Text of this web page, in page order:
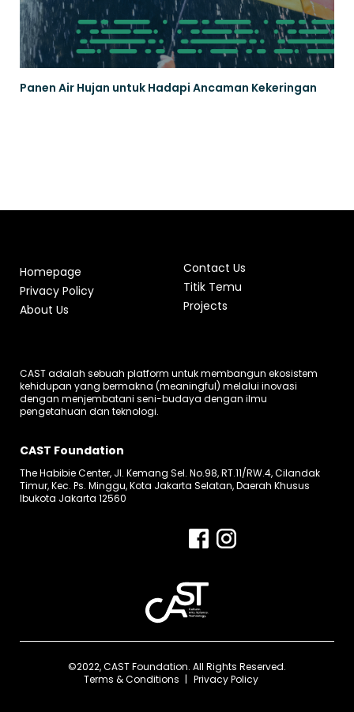
Panen Air Hujan untuk Hadapi Ancaman Kekeringan
Homepage
Privacy Policy
About Us
Contact Us
Titik Temu
Projects
CAST adalah sebuah platform untuk membangun ekosistem
kehidupan yang bermakna (meaningful) melalui inovasi
dengan menjembatani seni-budaya dengan ilmu
pengetahuan dan teknologi.
CAST Foundation
The Habibie Center, Jl. Kemang Sel. No.98, RT.11/RW.4, Cilandak
Timur, Kec. Ps. Minggu, Kota Jakarta Selatan, Daerah Khusus
Ibukota Jakarta 12560
©2022, CAST Foundation. All Rights Reserved.
Terms & Conditions
Privacy Policy